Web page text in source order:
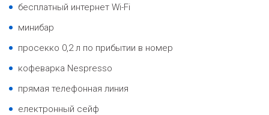
бесплатный интернет Wi-Fi
минибар
просекко 0,2 л по прибытии в номер
кофеварка Nespresso
прямая телефонная линия
електронный сейф